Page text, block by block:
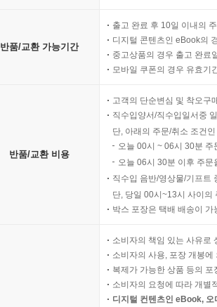
반품/교환 가능기간
출고 완료 후 10일 이내의
디지털 콘텐츠인 eBook의
중고상품의 경우 출고 완료
모바일 쿠폰의 경우 유효기
반품/교환 비용
고객의 단순변심 및 착오구
직수입양서/직수입일서중
단, 아래의 주문/취소 조건
오늘 00시 ~ 06시 30분
오늘 06시 30분 이후 주
직수입 음반/영상물/기프트
단, 당일 00시~13시 사이의
박스 포장은 택배 배송이
소비자의 책임 있는 사유로
소비자의 사용, 포장 개봉
복제가 가능한 상품 등의
소비자의 요청에 따라 개별
디지털 컨텐츠인 eBook,